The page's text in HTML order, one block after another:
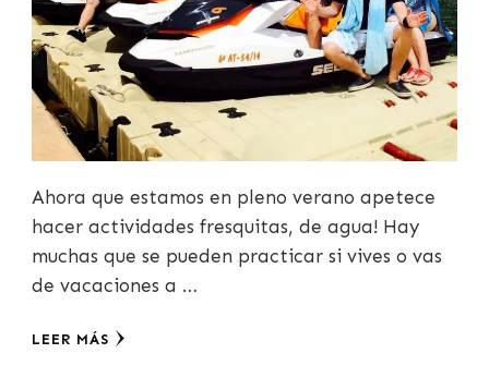
Ahora que estamos en pleno verano apetece
hacer actividades fresquitas, de agua! Hay
muchas que se pueden practicar si vives o vas
de vacaciones a …
LEER MÁS